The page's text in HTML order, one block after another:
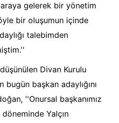
gelerek bir yönetim
bir oluşumun içinde
talebimden
Divan Kurulu
bugün başkan adaylığını
''Onursal başkanımız
Yalçın